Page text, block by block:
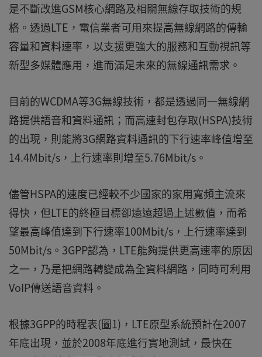
是不斷改進GSM核心網路及相關無線存取技術的規
格。透過LTE，電信業者可用來提高無線網路的傳輸
容量和資料速率，以支援更強大的服務和互動視訊等
新型多媒體應用，進而滿足未來的無線通訊需求。
目前的WCDMA等3G無線技術，都是透過同一無線網
路提供語音和資料通訊；而高速封包存取(HSPA)技術
的出現，則能將3G網路資料通訊的下行速率峰值增至
14.4Mbit/s，上行速率則增至5.76Mbit/s。
儘管HSPA的速度已經較不少國家的家用寬頻主流來
得快，但LTE的終極目標卻遠遠超過上述數值，而希
望最高峰值達到下行速率100Mbit/s，上行速率達到
50Mbit/s。3GPP認為，LTE能夠提供更高速率的原因
之一，乃是把網路轉變成為全資料網路，同時可利用
VoIP傳送語音資料。
根據3GPP的時程表(圖1)，LTE原型系統預計在2007
年底出現，並於2008年底進行實地測試，最快在